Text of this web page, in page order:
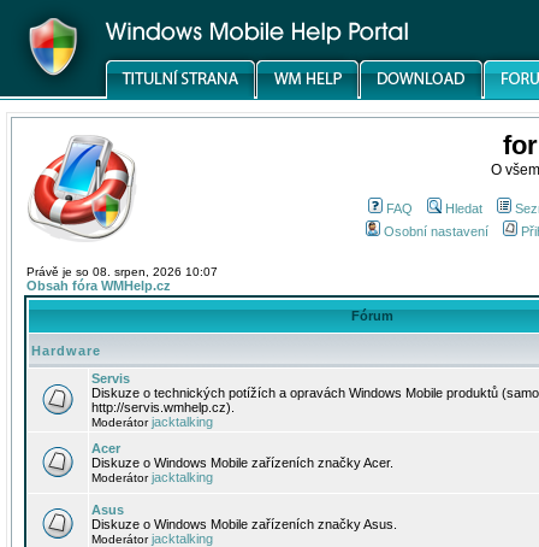
O
FAQ Hledat
Osobní nastavení
Právě je so 08. srpen, 2026 10:07
Obsah fóra WMHelp.cz
Fórum
Hardware
Servis
Diskuze o technických potížích a opravách Windows Mobile produktů
http://servis.wmhelp.cz).
Moderátorjacktalking
Acer
Diskuze o Windows Mobile zařízeních značky Acer.
Moderátorjacktalking
Asus
Diskuze o Windows Mobile zařízeních značky Asus.
Moderátorjacktalking